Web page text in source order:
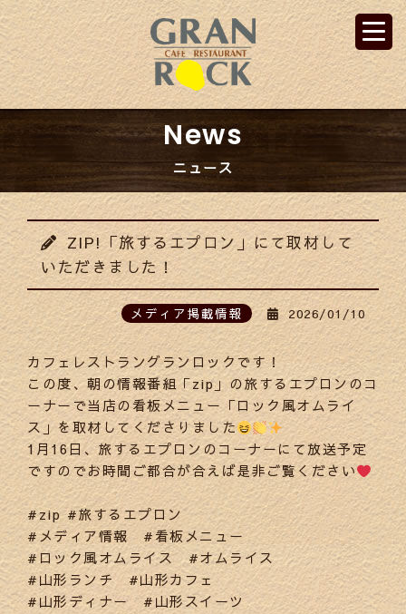
News
ニュース
ZIP!「旅するエプロン」にて取材して
いただきました！
メディア掲載情報 2026/01/10
カフェレストラングランロックです！
この度、朝の情報番組「zip」の旅するエプロンのコ
ーナーで当店の看板メニュー「ロック風オムライ
ス」を取材してくださりました
1月16日、旅するエプロンのコーナーにて放送予定
ですのでお時間ご都合が合えば是非ご覧ください
#zip #旅するエプロン
#メディア情報 #看板メニュー
#ロック風オムライス #オムライス
#山形ランチ #山形カフェ
#山形ディナー #山形スイーツ